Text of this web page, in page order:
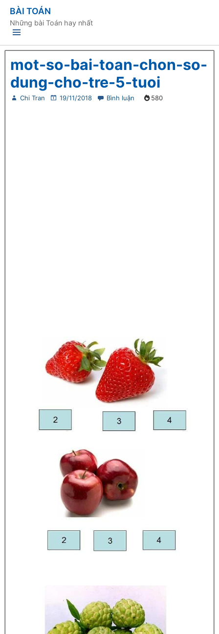
BÀI TOÁN
Những bài Toán hay nhất
mot-so-bai-toan-chon-so-
dung-cho-tre-5-tuoi
Chi Tran 19/11/2018 Bình luận 580